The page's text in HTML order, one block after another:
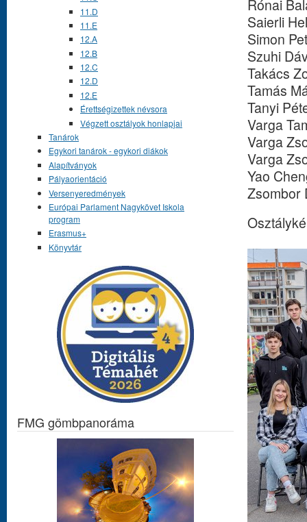
Rónai
Saierli
Simon
Szuhi
Takács
Tamás
Tanyi
Varga
Varga
Varga
Yao
Zsombor
11.D
11.E
12.A
12.B
12.C
12.D
12.E
Érettségizettek névsora
Végzett osztályok honlapjai
Tanárok
Egykori tanárok - egykori diákok
Alapítványok
Pályaorientáció
Versenyeredmények
Európai Parlament Nagykövet Iskola
program
Erasmus+
Könyvtár
FMG gömbpanoráma